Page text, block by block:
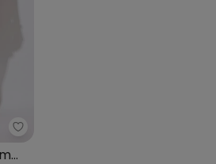
Quintess - Short Saia